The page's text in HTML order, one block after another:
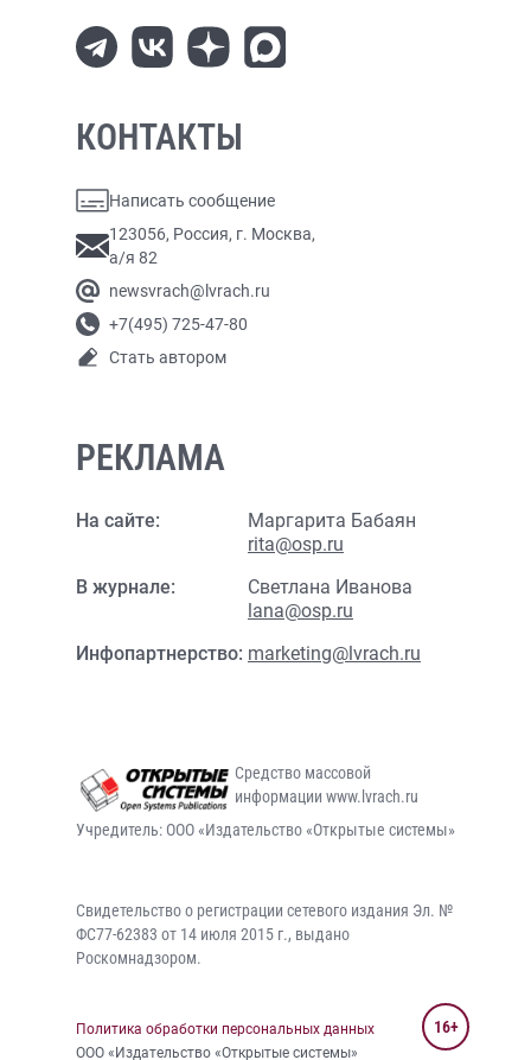
КОНТАКТЫ
Написать сообщение
123056, Россия, г. Москва,
а/я 82
newsvrach@lvrach.ru
+7(495) 725-47-80
Стать автором
РЕКЛАМА
На сайте:
Маргарита Бабаян
rita@osp.ru
В журнале:
Светлана Иванова
lana@osp.ru
Инфопартнерство: marketing@lvrach.ru
Средство массовой
информации www.lvrach.ru
Учредитель: ООО «Издательство «Открытые системы»
Свидетельство о регистрации сетевого издания Эл. №
ФС77-62383 от 14 июля 2015 г., выдано
Роскомнадзором.
Политика обработки персональных данных
ООО «Издательство «Открытые системы»
16+